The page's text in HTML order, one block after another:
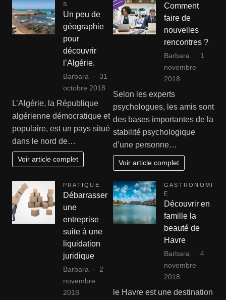
S
Un peu de
géographie
pour
découvrir
l’Algérie.
Barbara
31
octobre 2018
L’Algérie, la République
algérienne démocratique et
populaire, est un pays situé
dans le nord de…
Voir article complet
Comment
faire de
nouvelles
rencontres ?
Barbara
1
novembre
2018
Selon les experts
psychologues, les amis sont
des bases importantes de la
stabilité psychologique
d’une personne…
Voir article complet
PRATIQUE
Débarrasser
une
entreprise
suite à une
liquidation
juridique
Barbara
2
novembre
2018
GASTRONOMI
E
Découvrir en
famille la
beauté de
Havre
Barbara
4
novembre
2018
le Havre est une destination